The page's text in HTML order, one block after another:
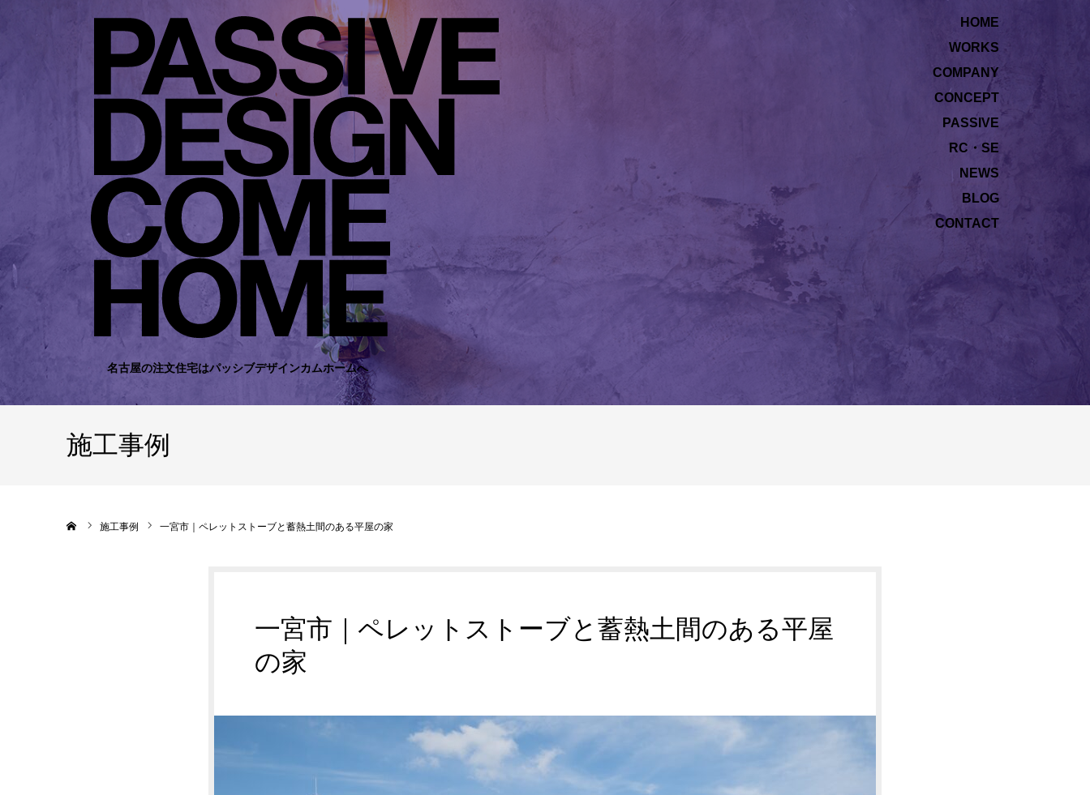
名古屋の注文住宅はパッシブデザインカムホームへ
HOME
WORKS
COMPANY
CONCEPT
PASSIVE
RC・SE
NEWS
BLOG
CONTACT
施工事例
施工事例 一宮市｜ペレットストーブと蓄熱土間のある平屋の家
一宮市｜ペレットストーブと蓄熱土間のある平屋
の家